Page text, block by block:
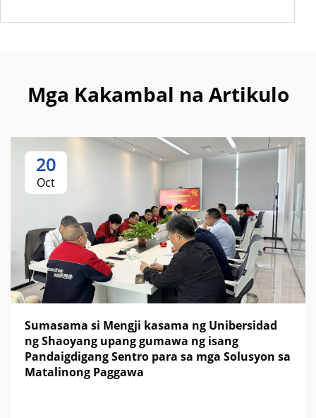
Mga Kakambal na Artikulo
20
Oct
Sumasama si Mengji kasama ng Unibersidad
ng Shaoyang upang gumawa ng isang
Pandaigdigang Sentro para sa mga Solusyon sa
Matalinong Paggawa